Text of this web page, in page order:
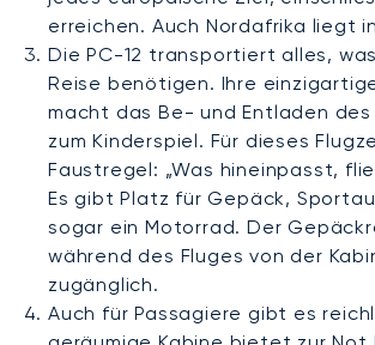
erreichen. Auch Nordafrika liegt
Die PC-12 transportiert alles,
Reise benötigen. Ihre
macht das Be- und Entladen
zum Kinderspiel. Für dieses
Faustregel: „Was hineinpasst,
Es gibt Platz für Gepäck,
sogar ein Motorrad. Der
während des Fluges von der
zugänglich.
Auch für Passagiere gibt es